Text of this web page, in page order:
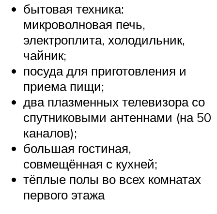
бытовая техника:
микроволновая печь,
электроплита, холодильник,
чайник;
посуда для приготовления и
приема пищи;
два плазменных телевизора со
спутниковыми антеннами (на 50
каналов);
большая гостиная,
совмещённая с кухней;
тёплые полы во всех комнатах
первого этажа